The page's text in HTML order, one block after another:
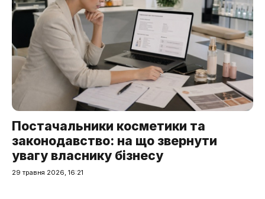
Постачальники косметики та
законодавство: на що звернути
увагу власнику бізнесу
29 травня 2026, 16:21